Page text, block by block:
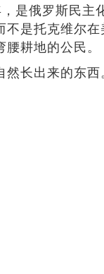
俄罗斯民主
是托克维尔
耕地的公民。
长出来的东西